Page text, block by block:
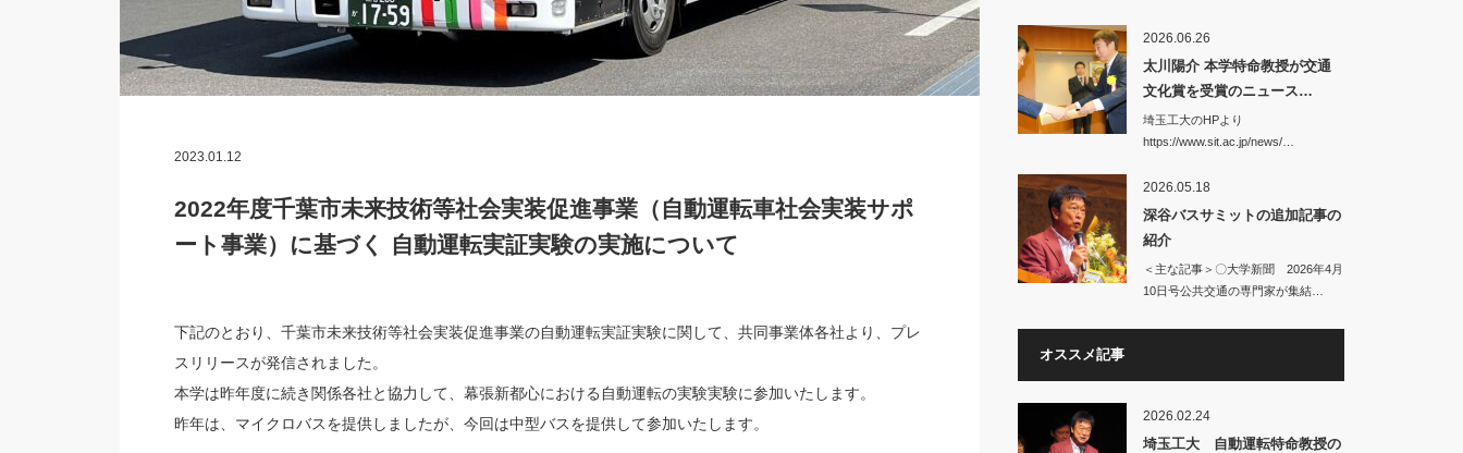
2023.01.12
2022年度千葉市未来技術等社会実装促進事業（自動運転車社会実装サポ
ート事業）に基づく 自動運転実証実験の実施について
下記のとおり、千葉市未来技術等社会実装促進事業の自動運転実証実験に関して、共同事業体各社より、プレ
スリリースが発信されました。
本学は昨年度に続き関係各社と協力して、幕張新都心における自動運転の実験実験に参加いたします。
昨年は、マイクロバスを提供しましたが、今回は中型バスを提供して参加いたします。
2026.06.26
太川陽介 本学特命教授が交通
文化賞を受賞のニュース…
埼玉工大のHPより
https://www.sit.ac.jp/news/…
2026.05.18
深谷バスサミットの追加記事の
紹介
＜主な記事＞〇大学新聞 2026年4月
10日号公共交通の専門家が集結…
オススメ記事
2026.02.24
埼玉工大 自動運転特命教授の